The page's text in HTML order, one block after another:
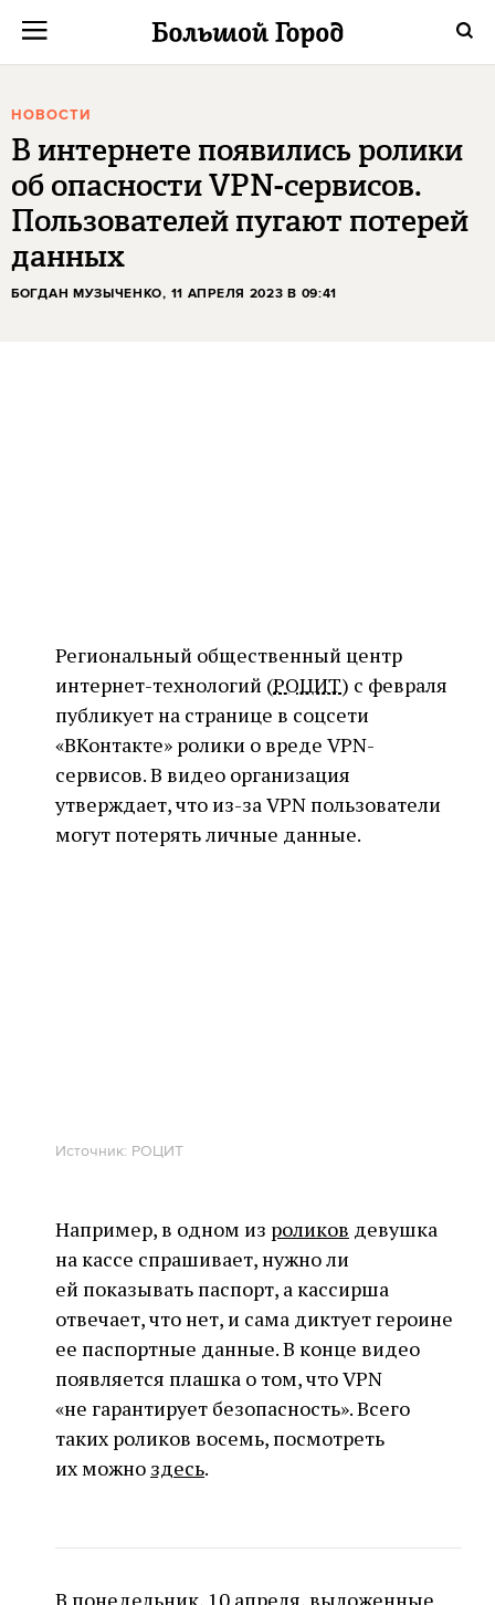
НОВОСТИ
В интернете появились ролики
об опасности VPN-сервисов.
Пользователей пугают потерей
данных
БОГДАН МУЗЫЧЕНКО, 11 АПРЕЛЯ 2023 В 09:41
Региональный общественный центр
интернет-технологий (РОЦИТ) с февраля
публикует на странице в соцсети
«ВКонтакте» ролики о вреде VPN-
сервисов. В видео организация
утверждает, что из-за VPN пользователи
могут потерять личные данные.
Источник: РОЦИТ
Например, в одном из роликов девушка
на кассе спрашивает, нужно ли
ей показывать паспорт, а кассирша
отвечает, что нет, и сама диктует героине
ее паспортные данные. В конце видео
появляется плашка о том, что VPN
«не гарантирует безопасность». Всего
таких роликов восемь, посмотреть
их можно здесь.
В понедельник, 10 апреля, выложенные